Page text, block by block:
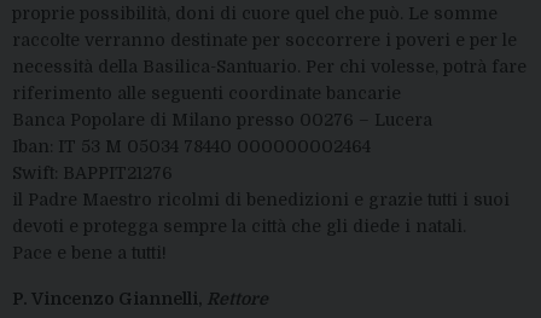
proprie possibilità, doni di cuore quel che può. Le somme
raccolte verranno destinate per soccorrere i poveri e per le
necessità della Basilica-Santuario. Per chi volesse, potrà fare
riferimento alle seguenti coordinate bancarie
Banca Popolare di Milano presso 00276 – Lucera
Iban: IT 53 M 05034 78440 000000002464
Swift: BAPPIT21276
il Padre Maestro ricolmi di benedizioni e grazie tutti i suoi
devoti e protegga sempre la città che gli diede i natali.
Pace e bene a tutti!
P. Vincenzo Giannelli, Rettore